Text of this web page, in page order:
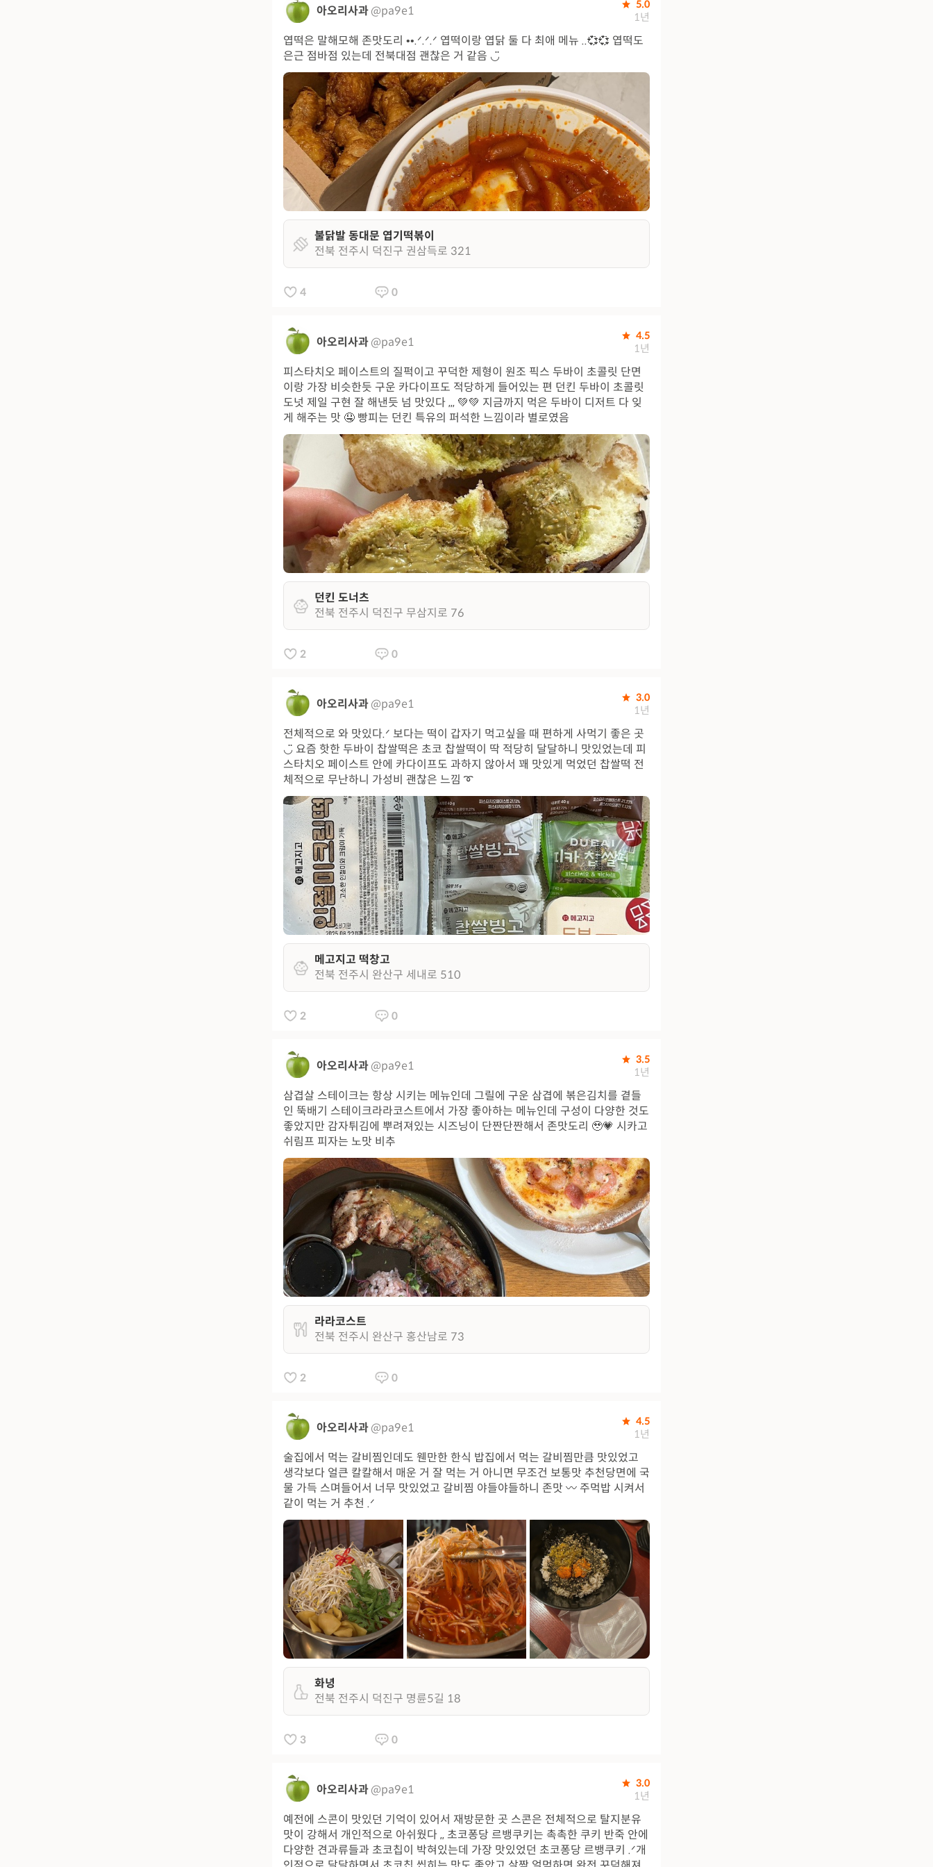
아오리사과@pa9e1 5.0
1년
엽떡은 말해모해 존맛도리 ••.ᐟ.ᐟ.ᐟ 엽떡이랑 엽닭 둘 다 최애 메뉴 ..💞💞 엽떡도
은근 점바점 있는데 전북대점 괜찮은 거 같음 ◡̈
불닭발 동대문 엽기떡볶이
전북 전주시 덕진구 권삼득로 321
4 0
아오리사과@pa9e1 4.5
1년
피스타치오 페이스트의 질퍽이고 꾸덕한 제형이 원조 픽스 두바이 초콜릿 단면
이랑 가장 비슷한듯 구운 카다이프도 적당하게 들어있는 편 던킨 두바이 초콜릿
도넛 제일 구현 잘 해낸듯 넘 맛있다 ,,, 💚💚 지금까지 먹은 두바이 디저트 다 잊
게 해주는 맛 🤤 빵피는 던킨 특유의 퍼석한 느낌이라 별로였음
던킨 도너츠
전북 전주시 덕진구 무삼지로 76
2 0
아오리사과@pa9e1 3.0
1년
전체적으로 와 맛있다.ᐟ 보다는 떡이 갑자기 먹고싶을 때 편하게 사먹기 좋은 곳
◡̈ 요즘 핫한 두바이 찹쌀떡은 초코 찹쌀떡이 딱 적당히 달달하니 맛있었는데 피
스타치오 페이스트 안에 카다이프도 과하지 않아서 꽤 맛있게 먹었던 찹쌀떡 전
체적으로 무난하니 가성비 괜찮은 느낌 ➰ ​
메고지고 떡창고
전북 전주시 완산구 세내로 510
2 0
아오리사과@pa9e1 3.5
1년
삼겹살 스테이크는 항상 시키는 메뉴인데 그릴에 구운 삼겹에 볶은김치를 곁들
인 뚝배기 스테이크 ​ 라라코스트에서 가장 좋아하는 메뉴인데 구성이 다양한 것도
좋았지만 감자튀김에 뿌려져있는 시즈닝이 단짠단짠해서 존맛도리 🥹💗 시카고
쉬림프 피자는 노맛 비추
라라코스트
전북 전주시 완산구 홍산남로 73
2 0
아오리사과@pa9e1 4.5
1년
술집에서 먹는 갈비찜인데도 웬만한 한식 밥집에서 먹는 갈비찜만큼 맛있었고
생각보다 얼큰 칼칼해서 매운 거 잘 먹는 거 아니면 무조건 보통맛 추천 ​ 당면에 국
물 가득 스며들어서 너무 맛있었고 갈비찜 야들야들하니 존맛 〰️ 주먹밥 시켜서
같이 먹는 거 추천 .ᐟ
화녕
전북 전주시 덕진구 명륜5길 18
3 0
아오리사과@pa9e1 3.0
1년
예전에 스콘이 맛있던 기억이 있어서 재방문한 곳 스콘은 전체적으로 탈지분유
맛이 강해서 개인적으로 아쉬웠다 ,, 초코퐁당 르뱅쿠키는 촉촉한 쿠키 반죽 안에
다양한 견과류들과 초코칩이 박혀있는데 가장 맛있었던 초코퐁당 르뱅쿠키 .ᐟ ​ 개